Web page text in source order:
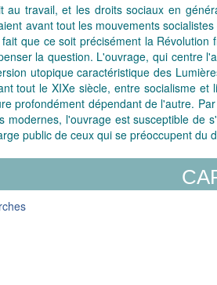
au travail, et les droits sociaux en
avant tout les mouvements
que ce soit précisément la
la question. L'ouvrage, qui centre
utopique caractéristique des
tout le XIXe siècle, entre socialisme
profondément dépendant de l'autre.
modernes, l'ouvrage est susceptible
public de ceux qui se préoccupent du